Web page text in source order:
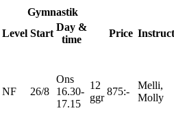
Gymnastik
Level Start
Day &
time
Price
NF 26/8
Ons
16.30-
17.15
12
ggr
875:-
Melli,
Molly